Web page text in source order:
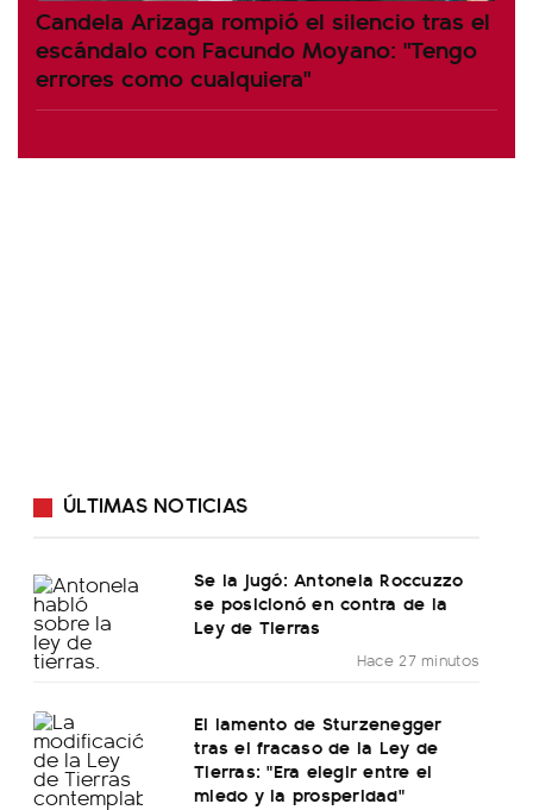
Candela Arizaga rompió el silencio tras el
escándalo con Facundo Moyano: "Tengo
errores como cualquiera"
ÚLTIMAS NOTICIAS
Se la jugó: Antonela Roccuzzo
se posicionó en contra de la
Ley de Tierras
Hace 27 minutos
El lamento de Sturzenegger
tras el fracaso de la Ley de
Tierras: "Era elegir entre el
miedo y la prosperidad"